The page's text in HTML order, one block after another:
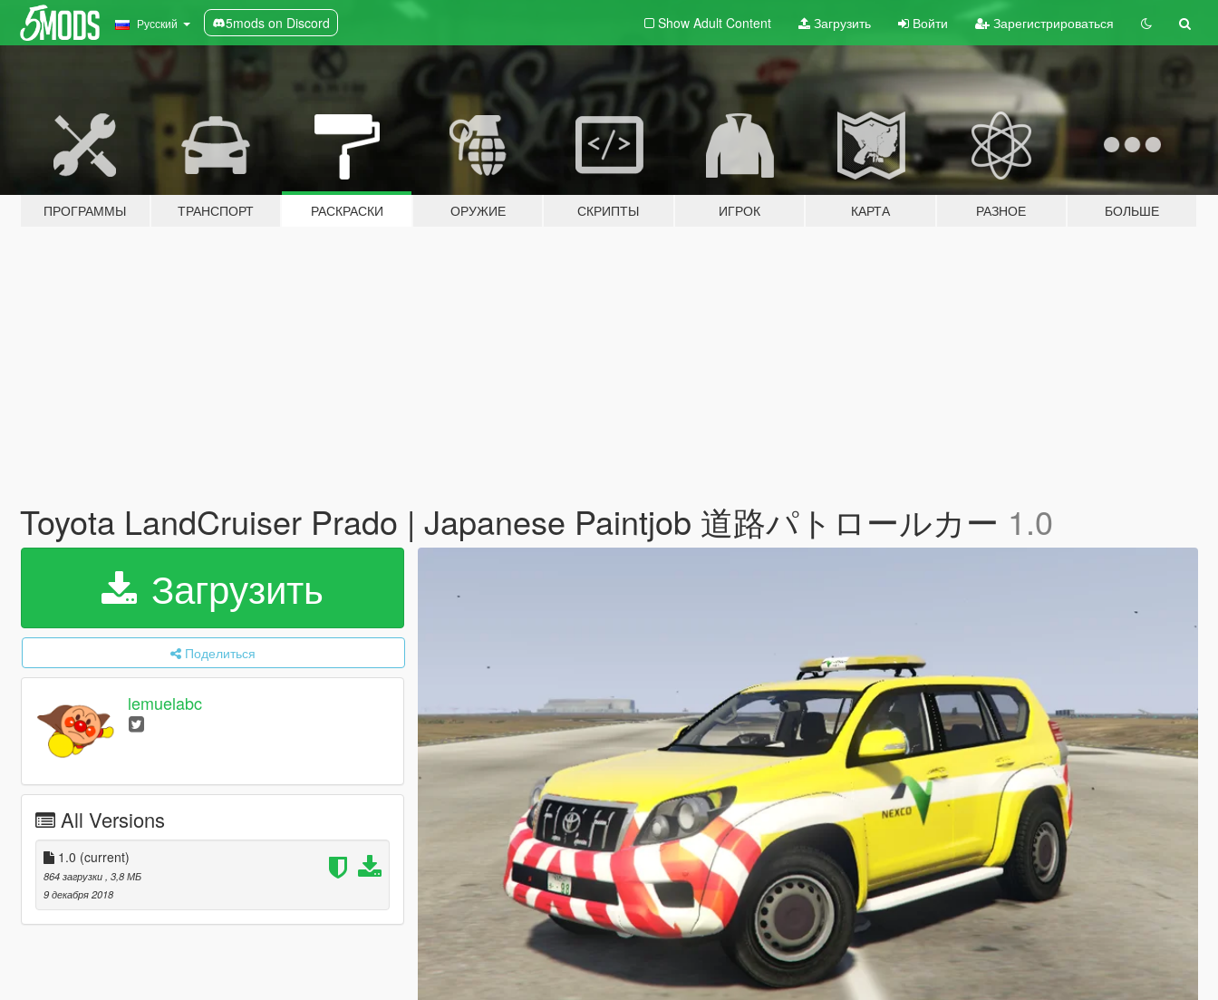
Русский 5mods on Discord Show Adult Content Загрузить Войти Зарегистрироваться
ПРОГРАММЫ ТРАНСПОРТ РАСКРАСКИ ОРУЖИЕ СКРИПТЫ ИГРОК КАРТА РАЗНОЕ БОЛЬШЕ
Toyota LandCruiser Prado | Japanese Paintjob 道路パトロールカー 1.0
Загрузить
Поделиться
lemuelabc
All Versions
1.0 (current)
864 загрузки , 3,8 МБ
9 декабря 2018